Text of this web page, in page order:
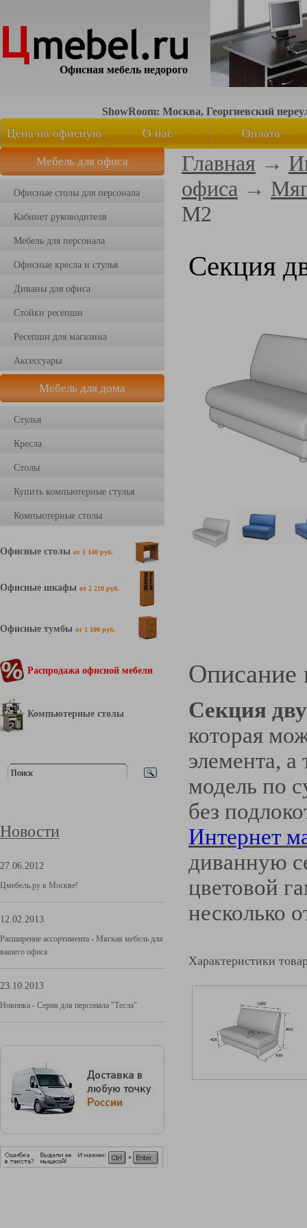
Офисная мебель недорого
ShowRoom: Москва, Георгиевский
Цена на офисную
мебель
О нас Оплата
Мебель для офиса
Офисные столы для персонала
Кабинет руководителя
Мебель для персонала
Офисные кресла и стулья
Диваны для офиса
Стойки ресепшн
Ресепшн для магазина
Аксессуары
Мебель для дома
Стулья
Кресла
Столы
Купить компьютерные стулья
Компьютерные столы
Офисные столы от 1 140 руб.
Офисные шкафы от 2 210 руб.
Офисные тумбы от 1 100 руб.
Распродажа офисной мебели
Компьютерные столы
Новости
27.06.2012
Цмебель.ру в Москве!
12.02.2013
Расширение ассортимента - Мягкая мебель для
вашего офиса
23.10.2013
Новинка - Серия для персонала "Тесла"
Главная →
офиса →
M2
Секция
Описание
Секция
которая
элемента,
модель по
без
Интернет
диванную
цветовой
несколько
Характеристики